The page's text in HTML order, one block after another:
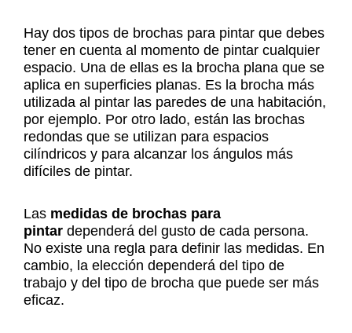
Hay dos tipos de brochas para pintar que debes
tener en cuenta al momento de pintar cualquier
espacio. Una de ellas es la brocha plana que se
aplica en superficies planas. Es la brocha más
utilizada al pintar las paredes de una habitación,
por ejemplo. Por otro lado, están las brochas
redondas que se utilizan para espacios
cilíndricos y para alcanzar los ángulos más
difíciles de pintar.
Las medidas de brochas para
pintar dependerá del gusto de cada persona.
No existe una regla para definir las medidas. En
cambio, la elección dependerá del tipo de
trabajo y del tipo de brocha que puede ser más
eficaz.